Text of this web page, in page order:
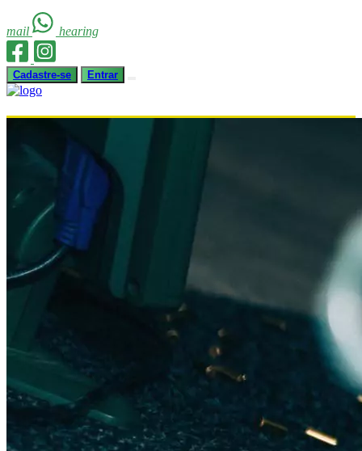
mail hearing
Cadastre-se Entrar